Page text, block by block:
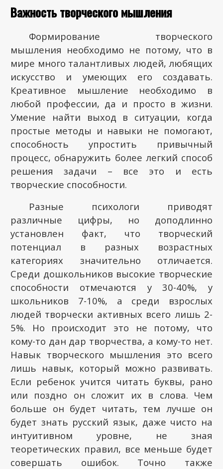
Важность творческого мышления
Формирование творческого
мышления необходимо не потому, что в
мире много талантливых людей, любящих
искусство и умеющих его создавать.
Креативное мышление необходимо в
любой профессии, да и просто в жизни.
Умение найти выход в ситуации, когда
простые методы и навыки не помогают,
способность упростить привычный
процесс, обнаружить более легкий способ
решения задачи – все это и есть
творческие способности.
Разные психологи приводят
различные цифры, но доподлинно
установлен факт, что творческий
потенциал в разных возрастных
категориях значительно отличается.
Среди дошкольников высокие творческие
способности отмечаются у 30-40%, у
школьников 7-10%, а среди взрослых
людей творчески активных всего лишь 2-
5%. Но происходит это не потому, что
кому-то дан дар творчества, а кому-то нет.
Навык творческого мышления это всего
лишь навык, который можно развивать.
Если ребенок учится читать буквы, рано
или поздно он сложит их в слова. Чем
больше он будет читать, тем лучше он
будет знать русский язык, даже чисто на
интуитивном уровне, не зная
теоретических правил, все меньше будет
совершать ошибок. Точно также